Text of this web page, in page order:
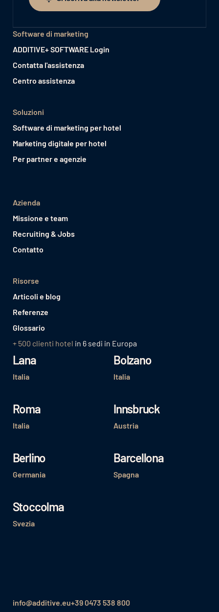
Si iscriva alla newsletter
Software di marketing
ADDITIVE+ SOFTWARE Login
Contatta l'assistenza
Centro assistenza
Soluzioni
Software di marketing per hotel
Marketing digitale per hotel
Per partner e agenzie
Azienda
Missione e team
Recruiting & Jobs
Contatto
Risorse
Articoli e blog
Referenze
Glossario
+ 500 clienti hotel in 6 sedi in Europa
Lana
Italia
Bolzano
Italia
Roma
Italia
Innsbruck
Austria
Berlino
Germania
Barcellona
Spagna
Stoccolma
Svezia
info@additive.eu+39 0473 538 800